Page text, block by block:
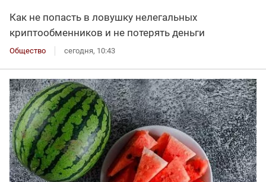
Как не попасть в ловушку нелегальных
криптообменников и не потерять деньги
Общество сегодня, 10:43